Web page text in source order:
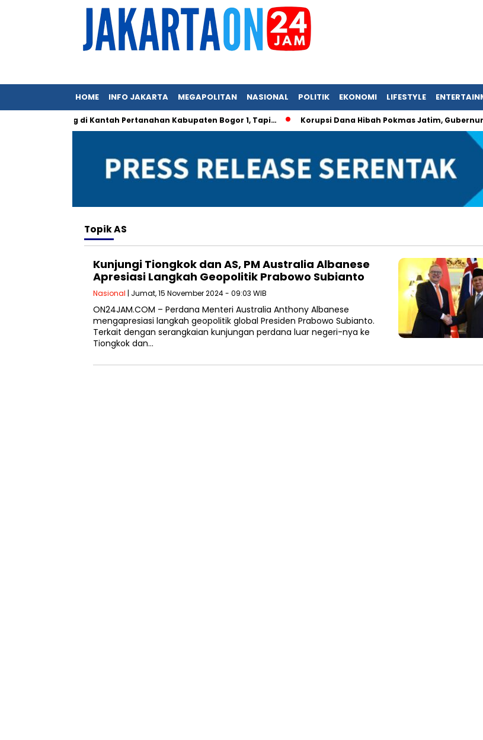
HOME INFO JAKARTA MEGAPOLITAN NASIONAL POLITIK EKONOMI LIFESTYLE
Mungkin Hilang di Kantah Pertanahan Kabupaten Bogor 1, Tapi… Korupsi Dana Hibah Pokmas Jatim, Gubernur
TopikAS
Kunjungi Tiongkok dan AS, PM Australia Albanese
Apresiasi Langkah Geopolitik Prabowo Subianto
Nasional | Jumat, 15 November 2024 - 09:03 WIB
ON24JAM.COM – Perdana Menteri Australia Anthony Albanese
mengapresiasi langkah geopolitik global Presiden Prabowo Subianto.
Terkait dengan serangkaian kunjungan perdana luar negeri-nya ke
Tiongkok dan…